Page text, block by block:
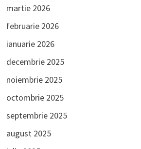
martie 2026
februarie 2026
ianuarie 2026
decembrie 2025
noiembrie 2025
octombrie 2025
septembrie 2025
august 2025